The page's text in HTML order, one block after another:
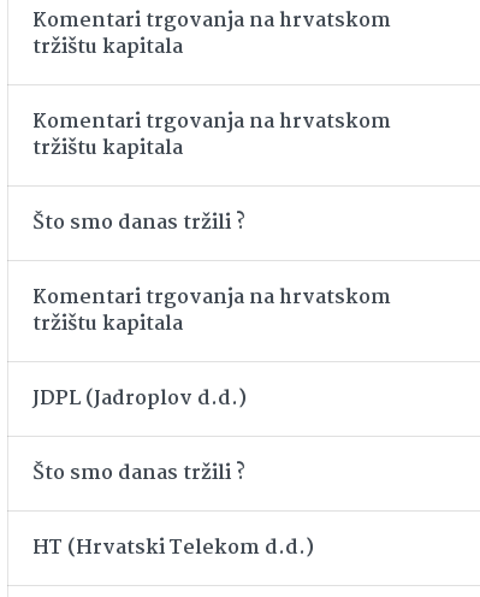
Komentari trgovanja na hrvatskom
tržištu kapitala
Komentari trgovanja na hrvatskom
tržištu kapitala
Što smo danas tržili ?
Komentari trgovanja na hrvatskom
tržištu kapitala
JDPL (Jadroplov d.d.)
Što smo danas tržili ?
HT (Hrvatski Telekom d.d.)